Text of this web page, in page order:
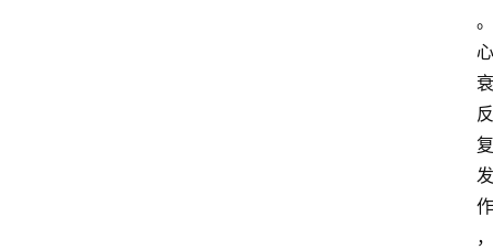
。
心
衰
反
复
发
作
，